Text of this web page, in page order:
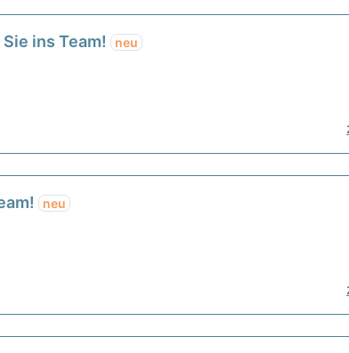
ins Team! neu
neu